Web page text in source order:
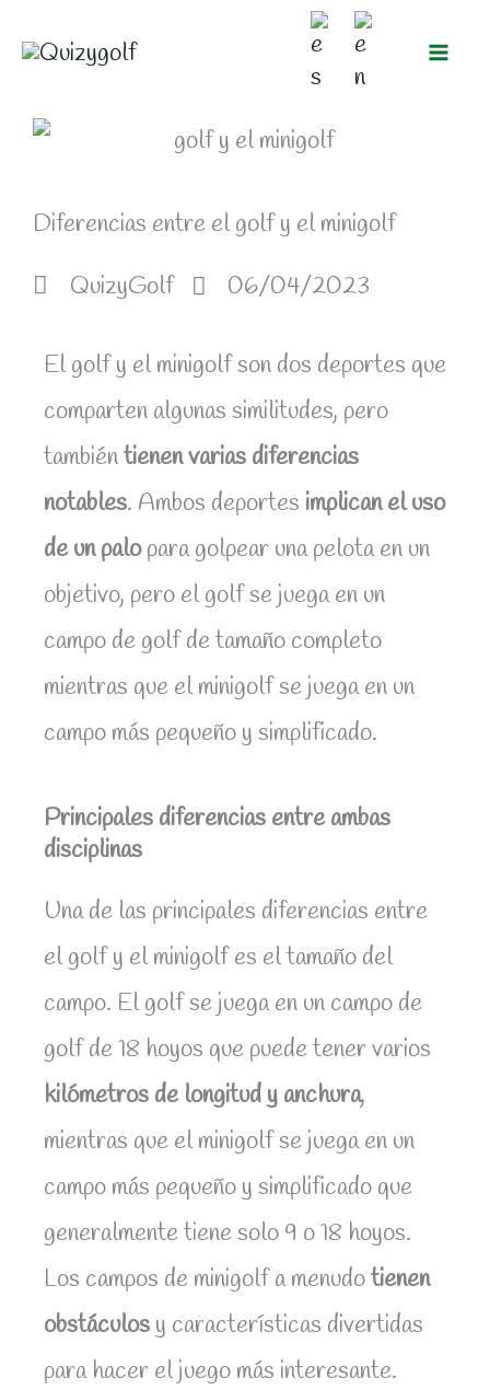
contenido
Diferencias entre el golf y el minigolf
QuizyGolf
06/04/2023
El golf y el minigolf son dos deportes que
comparten algunas similitudes, pero
tambiéntienen varias diferencias
notables. Ambos deportes implican el uso
de un palopara golpear una pelota en un
objetivo, pero el golf se juega en un
campo de golf de tamaño completo
mientras que el minigolf se juega en un
campo más pequeño y simplificado.
Principales diferencias entre ambas
disciplinas
Una de las principales diferencias entre
el golf y el minigolf es el tamaño del
campo. El golf se juega en un campo de
golf de 18 hoyos que puede tener varios
kilómetros de longitud y anchura,
mientras que el minigolf se juega en un
campo más pequeño y simplificado que
generalmente tiene solo 9 o 18 hoyos.
Los campos de minigolf a menudotienen
obstáculos y características divertidas
para hacer el juego más interesante.